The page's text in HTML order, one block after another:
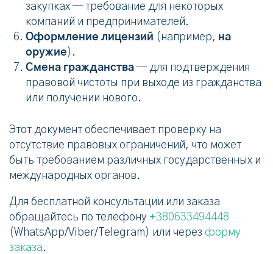
закупках — требование для некоторых
компаний и предпринимателей.
Оформление лицензий (например, на
оружие).
Смена гражданства — для подтверждения
правовой чистоты при выходе из гражданства
или получении нового.
Этот документ обеспечивает проверку на
отсутствие правовых ограничений, что может
быть требованием различных государственных и
международных органов.
Для бесплатной консультации или заказа
обращайтесь по телефону +380633494448
(WhatsApp/Viber/Telegram) или через форму
заказа.